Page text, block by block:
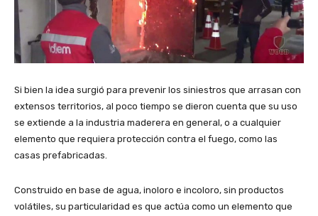
Si bien la idea surgió para prevenir los siniestros que arrasan con
extensos territorios, al poco tiempo se dieron cuenta que su uso
se extiende a la industria maderera en general, o a cualquier
elemento que requiera protección contra el fuego, como las
casas prefabricadas.
Construido en base de agua, inoloro e incoloro, sin productos
volátiles, su particularidad es que actúa como un elemento que